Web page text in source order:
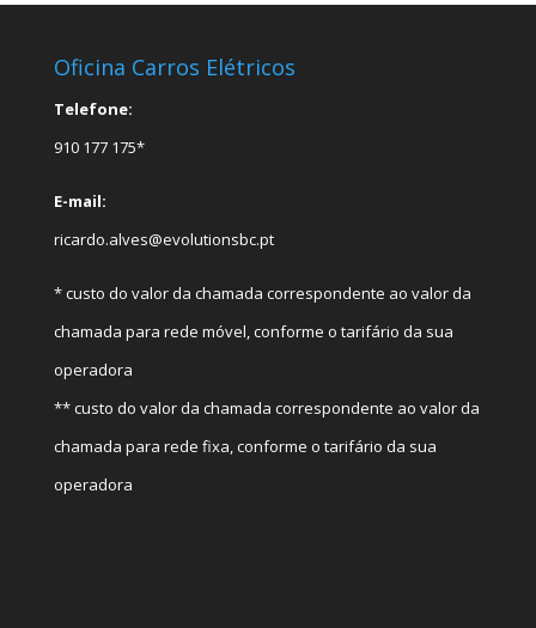
Oficina Carros Elétricos
Telefone:
910 177 175*
E-mail:
ricardo.alves@evolutionsbc.pt
* custo do valor da chamada correspondente ao valor da
chamada para rede móvel, conforme o tarifário da sua
operadora
** custo do valor da chamada correspondente ao valor da
chamada para rede fixa, conforme o tarifário da sua
operadora